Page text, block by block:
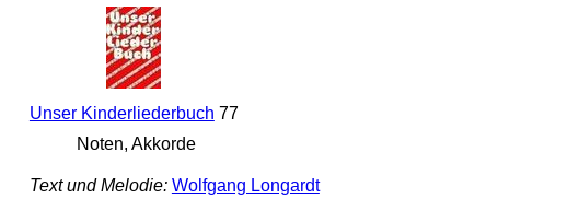
Unser Kinderliederbuch 77
Noten, Akkorde
Text und Melodie: Wolfgang Longardt